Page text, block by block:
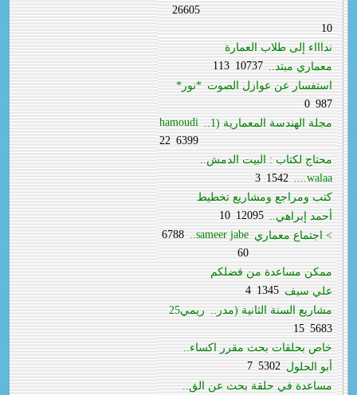
26605
10
نداااء إلى طلاب العمارة
معماري مبتد.. 10737
113
استفسار عن عوازل الصوت *نور*
987
0
مجلة الهندسة المعمارية (1..
hamoudi
6399
22
محتاج لكتاب : البيت الدمش..
walaa....
1542
3
كتب ومراجع ومشاريع تخطيط
أحمد إبراهي.. 12095
10
> اجتماع معماري sameer jabe..
6788
60
ممكن مساعدة من فضلكم
علي سيف 1345
4
مشاريع السنة الثانية (مدر.. ريمي25
5683
15
خاص بحلقات بحث مقرر اكساء..
أبو الحلول 5302
7
مساعدة في حلقة بحث عن الق..